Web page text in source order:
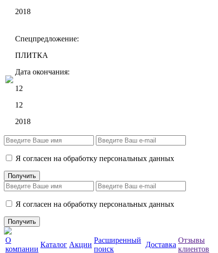
2018
Спецпредложение:
ПЛИТКА
Дата окончания:
12
12
2018
Я согласен на обработку персональных данных
Я согласен на обработку персональных данных
О
компании
Каталог Акции
Расширенный
поиск
Доставка
Отзывы
клиентов